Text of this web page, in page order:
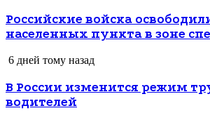
Российские войска
населенных пункта в зоне
6 дней тому назад
В России изменится режим
водителей